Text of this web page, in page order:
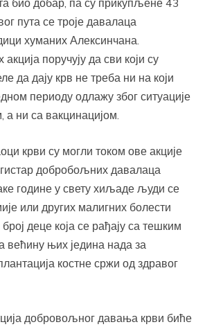
био добар, па су прикупљене 43
пута се троје давалаца
хуманих Алексинчана.
поручују да сви који су
да дају крв не треба ни на који
периоду одлажу због ситуације
а ни са вакцинацијом.
крви су могли током ове акције
добробољних давалаца
године у свету хиљаде људи се
или других малигних болести
деце која се рађају са тешким
већину њих једина нада за
костне сржи од здравог
добровољног давања крви биће